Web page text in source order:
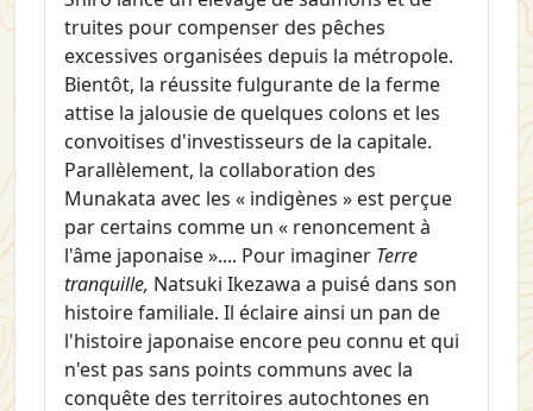
truites pour compenser des pêches
excessives organisées depuis la métropole.
Bientôt, la réussite fulgurante de la ferme
attise la jalousie de quelques colons et les
convoitises d'investisseurs de la capitale.
Parallèlement, la collaboration des
Munakata avec les « indigènes » est perçue
par certains comme un « renoncement à
l'âme japonaise ».... Pour imaginer Terre
tranquille, Natsuki Ikezawa a puisé dans son
histoire familiale. Il éclaire ainsi un pan de
l'histoire japonaise encore peu connu et qui
n'est pas sans points communs avec la
conquête des territoires autochtones en